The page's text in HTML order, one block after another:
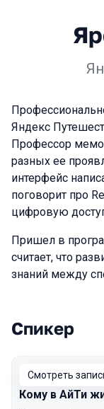
Яндекс
Профессор
разных ее
интерфейс
поговорит про
цифровую
Пришел в
считает, что
знаний между
Спикер
Смотреть
Кому в АйТи